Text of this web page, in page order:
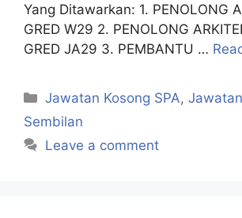
Yang Ditawarkan: 1. PENOLONG
GRED W29 2. PENOLONG
GRED JA29 3. PEMBANTU …
Categories
Jawatan Kosong SPA,
Sembilan
Leave a comment